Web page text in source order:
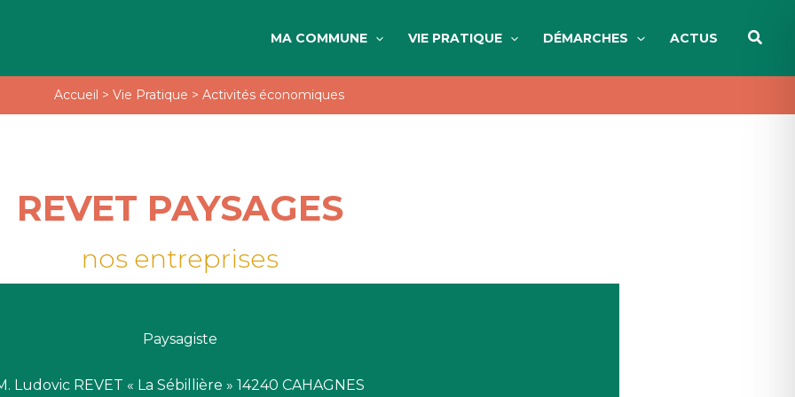
MA COMMUNE VIE PRATIQUE DÉMARCHES ACTUS
Accueil > Vie Pratique > Activités économiques
REVET PAYSAGES
nos entreprises
Paysagiste
Ludovic REVET « La Sébillière » 14240 CAHAGNES